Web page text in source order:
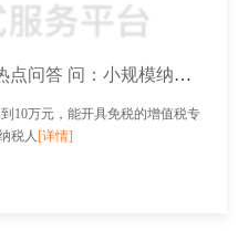
国家税务总局甘肃省税务局 热点问答 问：小规模纳税人销售机动车，月销售额不到10万元，能开具免税的增值税专用发票吗？
10万元，能开具免税的增值税专
税人 [详情]